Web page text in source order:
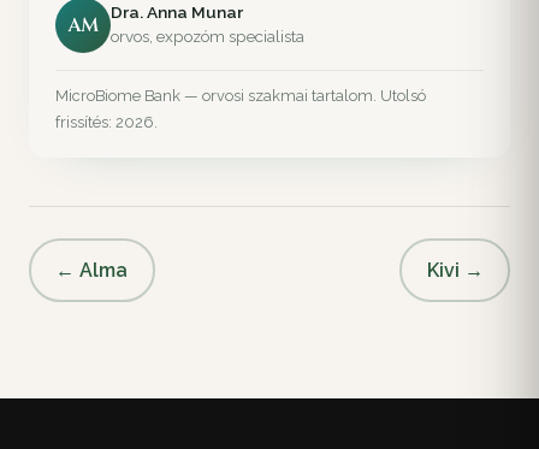
AM
Dra. Anna Munar
orvos, expozóm specialista
MicroBiome Bank — orvosi szakmai tartalom. Utolsó
frissítés: 2026.
← Alma Kivi →